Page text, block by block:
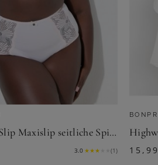
Ulla Popken Slip Maxislip seitliche Spitze Mikrofaser
3.0 ★★★ (1)